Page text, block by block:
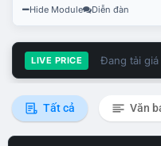
Hide Module Diễn đàn
LIVE PRICE Đang tải giá
Tất cả Văn